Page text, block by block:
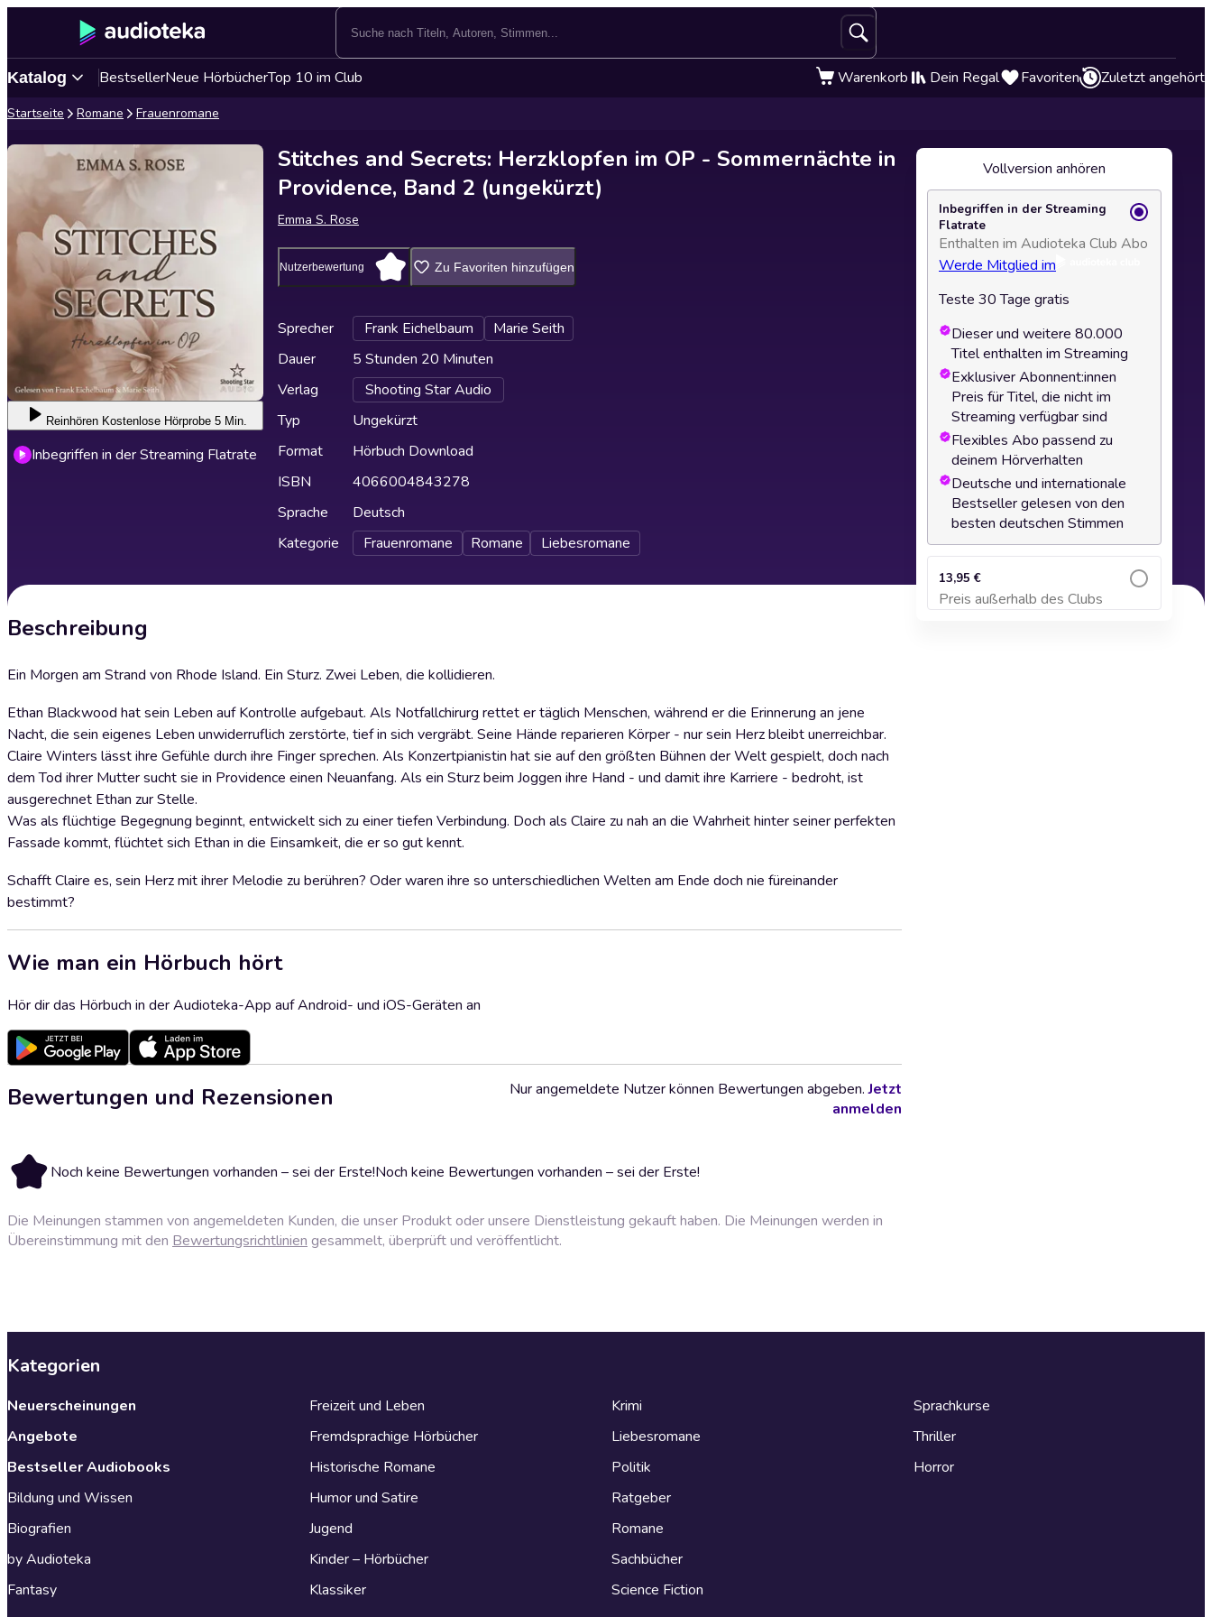
Katalog BestsellerNeue HörbücherTop 10 im Club Warenkorb Dein Regal Favoriten Zuletzt angehört
Startseite Romane Frauenromane
Reinhören Kostenlose Hörprobe 5 Min.
Inbegriffen in der Streaming Flatrate
Stitches and Secrets: Herzklopfen im OP - Sommernächte in
Providence, Band 2 (ungekürzt)
Emma S. Rose
Nutzerbewertung Zu Favoriten hinzufügen
Sprecher Frank Eichelbaum
Marie Seith
Dauer
5 Stunden 20 Minuten
Verlag
Shooting Star Audio
Typ
Ungekürzt
Format
Hörbuch Download
ISBN
4066004843278
Sprache
Deutsch
Kategorie
Frauenromane Romane Liebesromane
Beschreibung
Ein Morgen am Strand von Rhode Island. Ein Sturz. Zwei Leben, die kollidieren.
Ethan Blackwood hat sein Leben auf Kontrolle aufgebaut. Als Notfallchirurg rettet er täglich Menschen, während er die Erinnerung an jene
Nacht, die sein eigenes Leben unwiderruflich zerstörte, tief in sich vergräbt. Seine Hände reparieren Körper - nur sein Herz bleibt unerreichbar.
Claire Winters lässt ihre Gefühle durch ihre Finger sprechen. Als Konzertpianistin hat sie auf den größten Bühnen der Welt gespielt, doch nach
dem Tod ihrer Mutter sucht sie in Providence einen Neuanfang. Als ein Sturz beim Joggen ihre Hand - und damit ihre Karriere - bedroht, ist
ausgerechnet Ethan zur Stelle.
Was als flüchtige Begegnung beginnt, entwickelt sich zu einer tiefen Verbindung. Doch als Claire zu nah an die Wahrheit hinter seiner perfekten
Fassade kommt, flüchtet sich Ethan in die Einsamkeit, die er so gut kennt.
Schafft Claire es, sein Herz mit ihrer Melodie zu berühren? Oder waren ihre so unterschiedlichen Welten am Ende doch nie füreinander
bestimmt?
Wie man ein Hörbuch hört
Hör dir das Hörbuch in der Audioteka-App auf Android- und iOS-Geräten an
Bewertungen und Rezensionen
Noch keine Bewertungen vorhanden – sei der Erste!Noch keine Bewertungen vorhanden – sei der Erste!
Nur angemeldete Nutzer können Bewertungen abgeben.Jetzt
anmelden
Die Meinungen stammen von angemeldeten Kunden, die unser Produkt oder unsere Dienstleistung gekauft haben. Die Meinungen werden in
Übereinstimmung mit den Bewertungsrichtlinien gesammelt, überprüft und veröffentlicht.
Vollversion anhören
Inbegriffen in der Streaming
Flatrate
Enthalten im Audioteka Club Abo
Werde Mitglied im
Teste 30 Tage gratis
Dieser und weitere 80.000
Titel enthalten im Streaming
Exklusiver Abonnent:innen
Preis für Titel, die nicht im
Streaming verfügbar sind
Flexibles Abo passend zu
deinem Hörverhalten
Deutsche und internationale
Bestseller gelesen von den
besten deutschen Stimmen
13,95 €
Preis außerhalb des Clubs
Zum Warenkorb hinzufügen
Kategorien
Neuerscheinungen
Angebote
Bestseller Audiobooks
Bildung und Wissen
Biografien
by Audioteka
Fantasy
Freizeit und Leben
Fremdsprachige Hörbücher
Historische Romane
Humor und Satire
Jugend
Kinder – Hörbücher
Klassiker
Krimi
Liebesromane
Politik
Ratgeber
Romane
Sachbücher
Science Fiction
Sprachkurse
Thriller
Horror